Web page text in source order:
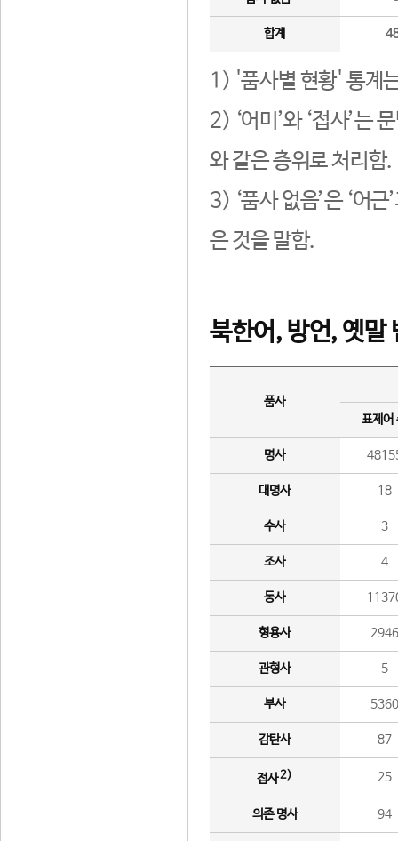
합계
1) '품사별 현황' 통계
2) ‘어미’와 ‘접사’는
와 같은 층위로 처리함.
3) ‘품사 없음’은 ‘어
은 것을 말함.
북한어, 방언, 옛말
품사
표제어
명사
대명사 18
수사 3
조사 4
동사
형용사 2946
관형사 5
부사 5360
감탄사 87
접사2) 25
의존 명사 94